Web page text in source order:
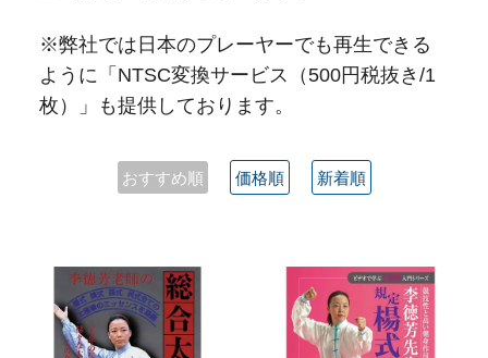
※弊社では日本のプレーヤーでも再生できる
ように「NTSC変換サービス（500円税抜き/1
枚）」も提供しております。
おすすめ順 価格順 新着順